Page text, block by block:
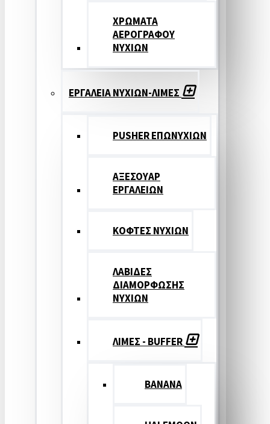
ΧΡΩΜΑΤΑ
ΑΕΡΟΓΡΑΦΟΥ
ΝΥΧΙΩΝ
ΕΡΓΑΛΕΙΑ ΝΥΧΙΩΝ-ΛΙΜΕΣ
PUSHER ΕΠΩΝΥΧΙΩΝ
ΑΞΕΣΟΥΑΡ
ΕΡΓΑΛΕΙΩΝ
ΚΟΦΤΕΣ ΝΥΧΙΩΝ
ΛΑΒΙΔΕΣ
ΔΙΑΜΟΡΦΩΣΗΣ
ΝΥΧΙΩΝ
ΛΙΜΕΣ - BUFFER
BANANA